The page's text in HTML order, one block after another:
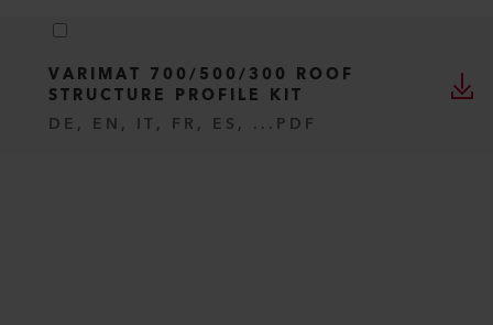
VARIMAT 700/500/300 ROOF
STRUCTURE PROFILE KIT
DE, EN, IT, FR, ES, ... PDF